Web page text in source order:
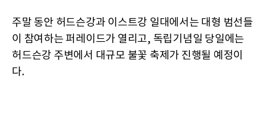
주말 동안 허드슨강과 이스트강 일대에서는 대형 범선들
이 참여하는 퍼레이드가 열리고, 독립기념일 당일에는
허드슨강 주변에서 대규모 불꽃 축제가 진행될 예정이
다.